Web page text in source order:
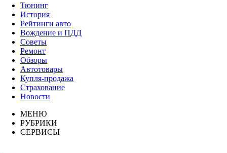
Тюнинг
История
Рейтинги авто
Вождение и ПДД
Советы
Ремонт
Обзоры
Автотовары
Купля-продажа
Страхование
Новости
МЕНЮ
РУБРИКИ
СЕРВИСЫ